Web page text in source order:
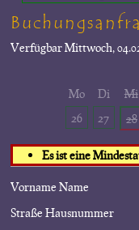
VerfügbarMittwoch,
Mo
26
Di
27
Mi
28
Es ist eine
Vorname Name
Straße Hausnummer